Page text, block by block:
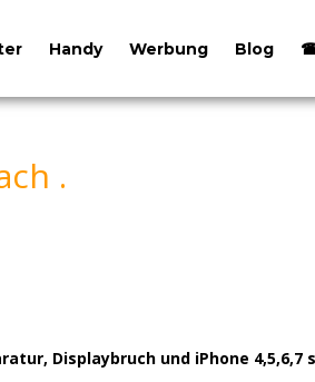
Handy Werbung Blog
.
Displaybruch und iPhone 4,5,6,7